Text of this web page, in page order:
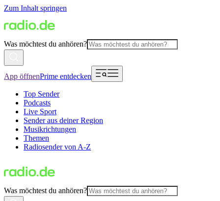
Zum Inhalt springen
Was möchtest du anhören?
App öffnenPrime entdecken
Top Sender
Podcasts
Live Sport
Sender aus deiner Region
Musikrichtungen
Themen
Radiosender von A-Z
Was möchtest du anhören?